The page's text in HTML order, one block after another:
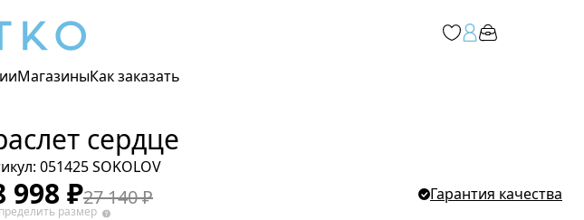
МагазиныКак заказать
сердце
051425 SOKOLOV
998 ₽27 140₽ Гарантия качества
размер